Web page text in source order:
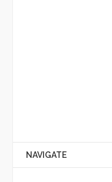
NAVIGATE